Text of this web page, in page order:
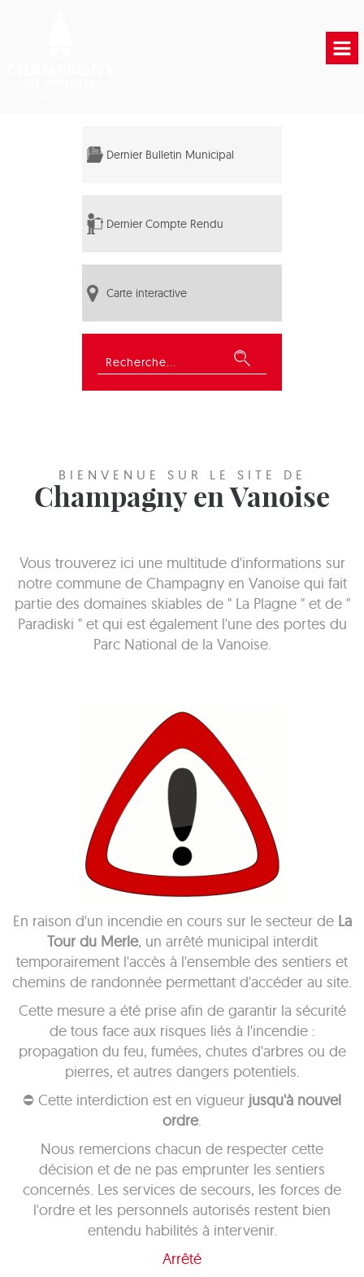
Dernier Bulletin Municipal
Dernier Compte Rendu
Carte interactive
Rechercher
BIENVENUE SUR LE SITE DE
Champagny en Vanoise
Vous trouverez ici une multitude d'informations sur
notre commune de Champagny en Vanoise qui fait
partie des domaines skiables de " La Plagne " et de "
Paradiski " et qui est également l'une des portes du
Parc National de la Vanoise.
En raison d'un incendie en cours sur le secteur de La
Tour du Merle, un arrêté municipal interdit
temporairement l'accès à l'ensemble des sentiers et
chemins de randonnée permettant d'accéder au site.
Cette mesure a été prise afin de garantir la sécurité
de tous face aux risques liés à l'incendie :
propagation du feu, fumées, chutes d'arbres ou de
pierres, et autres dangers potentiels.
⛔ Cette interdiction est en vigueur jusqu'à nouvel
ordre.
Nous remercions chacun de respecter cette
décision et de ne pas emprunter les sentiers
concernés. Les services de secours, les forces de
l'ordre et les personnels autorisés restent bien
entendu habilités à intervenir.
Arrêté